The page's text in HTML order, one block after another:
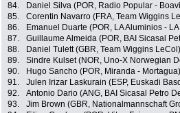
84.
Daniel Silva (POR, Radio Popular -
85.
Corentin Navarro (FRA, Team Wiggins
86.
Emanuel Duarte (POR, LA Aluminios -
87.
Guillaume Almeida (POR, BAI Sicasal
88.
Daniel Tulett (GBR, Team Wiggins LeCol)
89.
Sindre Kulset (NOR, Uno-X Norwegian
90.
Hugo Sancho (POR, Miranda - Mortagua)
91.
Julen Irizar Laskurain (ESP, Euskadi
92.
Antonio Dario (ANG, BAI Sicasal Petro
93.
Jim Brown (GBR, Nationalmannschaft